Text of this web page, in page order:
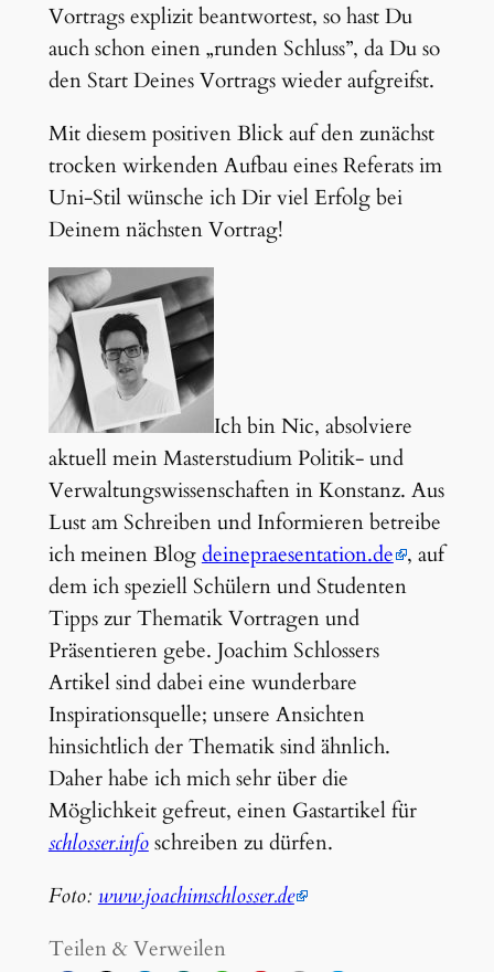
Vortrags explizit beantwortest, so hast Du
auch schon einen „runden Schluss”, da Du so
den Start Deines Vortrags wieder aufgreifst.
Mit diesem positiven Blick auf den zunächst
trocken wirkenden Aufbau eines Referats im
Uni-Stil wünsche ich Dir viel Erfolg bei
Deinem nächsten Vortrag!
Ich bin Nic, absolviere
aktuell mein Masterstudium Politik- und
Verwaltungswissenschaften in Konstanz. Aus
Lust am Schreiben und Informieren betreibe
ich meinen Blogdeinepraesentation.de , auf
dem ich speziell Schülern und Studenten
Tipps zur Thematik Vortragen und
Präsentieren gebe. Joachim Schlossers
Artikel sind dabei eine wunderbare
Inspirationsquelle; unsere Ansichten
hinsichtlich der Thematik sind ähnlich.
Daher habe ich mich sehr über die
Möglichkeit gefreut, einen Gastartikel für
schlosser.infoschreiben zu dürfen.
Foto: www.joachimschlosser.de
Teilen & Verweilen